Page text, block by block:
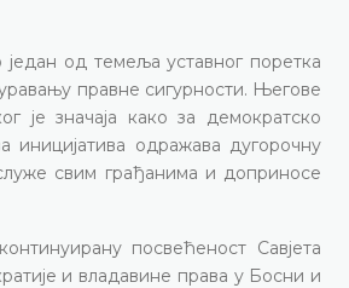
од темеља уставног поретка
правне сигурности. Његове
је значаја како за демократско
одражава дугорочну
свим грађанима и доприносе
посвећеност Савјета
и владавине права у Босни и